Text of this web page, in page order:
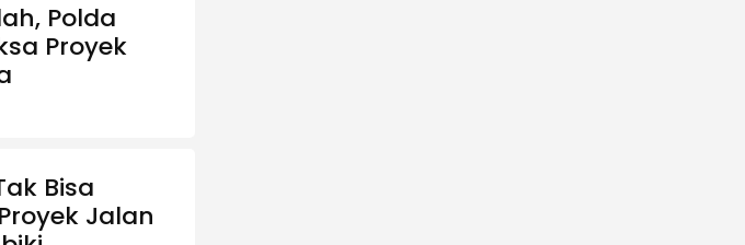
Polda
Proyek
Bisa
Jalan